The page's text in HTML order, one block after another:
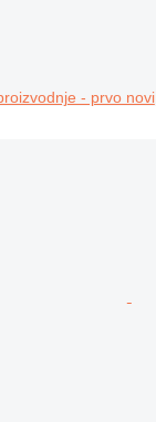
- prvo novi